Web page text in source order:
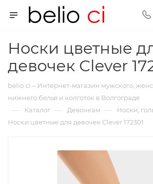
Носки цветные
девочек Clever
belio ci – Интернет-магазин мужского,
нижнего белья и колготок в Волгограде
— Каталог — Девочкам — Носки,
Носки цветные для девочек Clever 172301